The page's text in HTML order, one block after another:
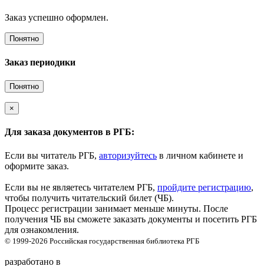
Заказ успешно оформлен.
Понятно
Заказ периодики
Понятно
×
Для заказа документов в РГБ:
Если вы читатель РГБ, авторизуйтесь в личном кабинете и
оформите заказ.
Если вы не являетесь читателем РГБ, пройдите регистрацию,
чтобы получить читательский билет (ЧБ).
Процесс регистрации занимает меньше минуты. После
получения ЧБ вы сможете заказать документы и посетить РГБ
для ознакомления.
© 1999-2026 Российская государственная библиотека РГБ
разработано в